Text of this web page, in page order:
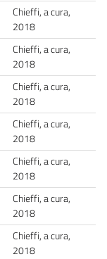
Chieffi, a cura,
2018
Chieffi, a cura,
2018
Chieffi, a cura,
2018
Chieffi, a cura,
2018
Chieffi, a cura,
2018
Chieffi, a cura,
2018
Chieffi, a cura,
2018